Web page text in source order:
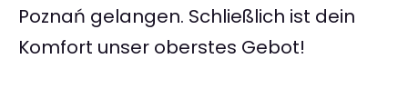
Poznań gelangen. Schließlich ist dein
Komfort unser oberstes Gebot!